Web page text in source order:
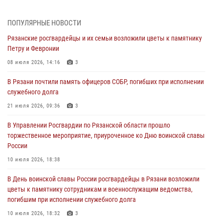
Для детей рязанских росгвардейцев в историческом музее провели
экскурсию по экспозиции, посвящённой губернской эпохе
В Управлении Росгвардии по Рязанской области состоялось
награждение военнослужащих государственными наградами
Рязанским росгвардейцам провели лекции о Крещении Руси
гражданства Российской Федерации за нарушение
законодательства
27 июля 2026, 15:26
ПОПУЛЯРНЫЕ НОВОСТИ
Рязанские росгвардейцы и их семьи возложили цветы к памятнику
Петру и Февронии
08 июля 2026, 14:16 3
В Рязани почтили память офицеров СОБР, погибших при исполнении
служебного долга
21 июля 2026, 09:36 3
В Управлении Росгвардии по Рязанской области прошло
торжественное мероприятие, приуроченное ко Дню воинской славы
России
10 июля 2026, 18:38
В День воинской славы России росгвардейцы в Рязани возложили
цветы к памятнику сотрудникам и военнослужащим ведомства,
погибшим при исполнении служебного долга
10 июля 2026, 18:32 3